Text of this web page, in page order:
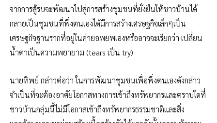
จากการสู้รบจะพัฒนาไปสู่การสร้างชุมชนที่ยั่งยืนให้ชาวบ้านได้
กลายเป็นชุมชนที่พึ่งตนเองได้มีการสร้างเศรษฐกิจเล็กๆเป็น
เศรษฐกิจฐานรากที่อยู่ในค่ายอพยพเองหรืออาจจะเรียกว่า เปลี่ยน
น้ำตาเป็นความพยายาม (tears เป็น try)
นายทิพย์ กล่าวต่อว่า ในการพัฒนาชุมชนเพื่อพึ่งตนเองดังกล่าว
จำเป็นที่จะต้องอาศัยโอกาสทางการเข้าถึงทรัพยากรและตราบใดที่
ชาวบ้านกลุ่มนี้ไม่มีโอกาสเข้าถึงทรัพยากรธรรมชาติและสิ่ง